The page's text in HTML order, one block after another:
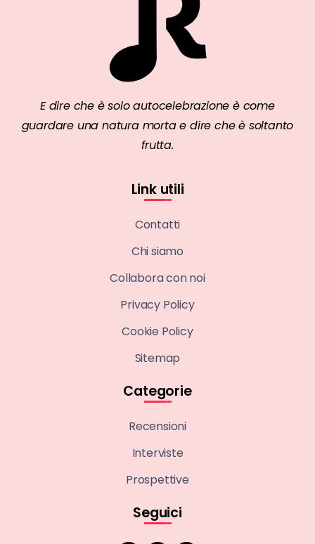
E dire che è solo autocelebrazione è come
guardare una natura morta e dire che è soltanto
frutta.
Link utili
Contatti
Chi siamo
Collabora con noi
Privacy Policy
Cookie Policy
Sitemap
Categorie
Recensioni
Interviste
Prospettive
Seguici